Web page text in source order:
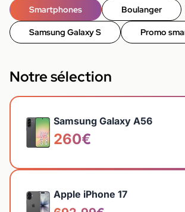
Smartphones Boulanger
Samsung Galaxy S Promo
Notre sélection
Samsung Galaxy A56
260€
Apple iPhone 17